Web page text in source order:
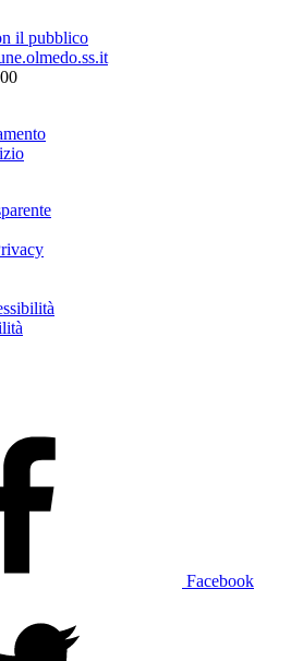
il pubblico
Facebook